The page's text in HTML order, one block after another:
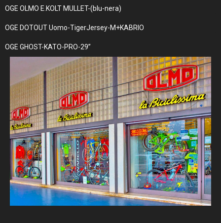
OGE OLMO E.KOLT MULLET-(blu-nera)
OGE DOTOUT Uomo-TigerJersey-M+KABRIO
OGE GHOST-KATO-PRO-29”